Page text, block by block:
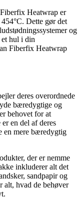
Heatwrap er
Dette gør det
og
et hul i din
Fiberfix Heatwrap
deres overordnede
bæredygtige og
behovet for at
en del af deres
en mere bæredygtig
der er nemme
inkluderer alt det
sandpapir og
alt, hvad de behøver